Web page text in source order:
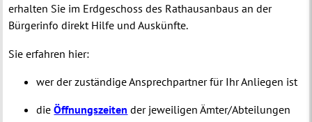
erhalten Sie im Erdgeschoss des Rathausanbaus an der
Bürgerinfo direkt Hilfe und Auskünfte.
Sie erfahren hier:
wer der zuständige Ansprechpartner für Ihr Anliegen ist
dieÖffnungszeiten der jeweiligen Ämter/Abteilungen